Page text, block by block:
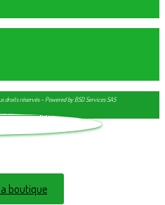
réservés – Powered by BSD Services SAS
boutique